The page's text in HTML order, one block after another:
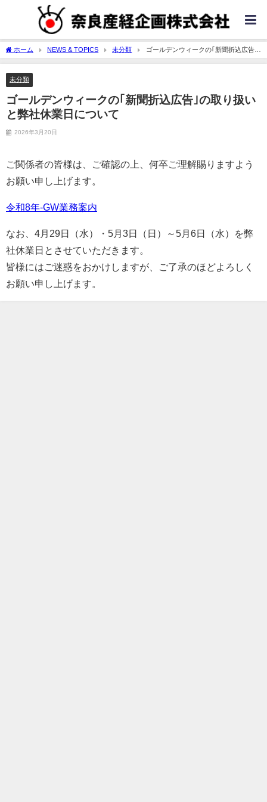
ホーム NEWS & TOPICS 未分類
ゴールデンウィークの｢新聞折込広告｣
の取り扱いと弊社休業日について
未分類
ゴールデンウィークの｢新聞折込広告｣の取り扱い
と弊社休業日について
2026年3月20日
ご関係者の皆様は、ご確認の上、何卒ご理解賜りますよう
お願い申し上げます。
令和8年-GW業務案内
なお、4月29日（水）・5月3日（日）～5月6日（水）を弊
社休業日とさせていただきます。
皆様にはご迷惑をおかけしますが、ご了承のほどよろしく
お願い申し上げます。